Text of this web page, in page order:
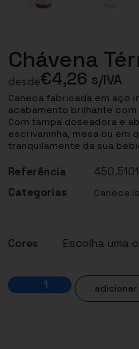
Chávena
desde€4,26 s/IVA
Caneca fabricada em aço
acabamento brilhante
Com tampa doseadora e
escrivaninha, mesa ou
tranquilamente da sua
Referência
450.5101
Categorias
Caneca
Cores
adicionar